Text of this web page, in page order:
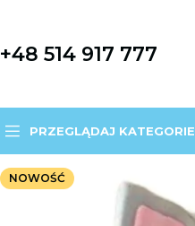
+48 514 917 777
PRZEGLĄDAJ KATEGORIE
NOWOŚĆ